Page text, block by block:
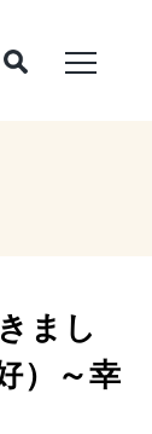
まし
）～幸